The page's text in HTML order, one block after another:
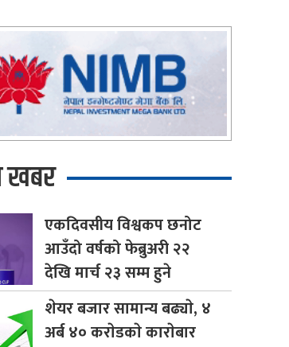
खबर
एकदिवसीयविश्वकप छनोट
आउँदो वर्षको फेब्रुअरी २२
देखि मार्च २३ सम्म हुने
शेयरबजार सामान्य बढ्याे, ४
अर्ब ४० कराेडकाे काराेबार